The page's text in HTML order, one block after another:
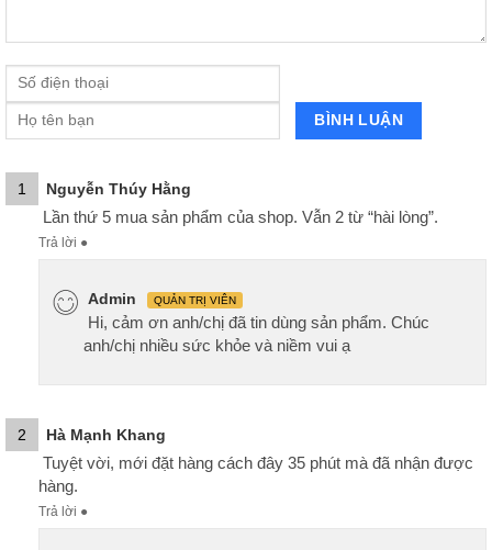
1 Nguyễn Thúy Hằng
Lần thứ 5 mua sản phẩm của shop. Vẫn 2 từ “hài lòng”.
Trả lời ●
Admin QUẢN TRỊ VIÊN
Hi, cảm ơn anh/chị đã tin dùng sản phẩm. Chúc
anh/chị nhiều sức khỏe và niềm vui ạ
2 Hà Mạnh Khang
Tuyệt vời, mới đặt hàng cách đây 35 phút mà đã nhận được
hàng.
Trả lời ●